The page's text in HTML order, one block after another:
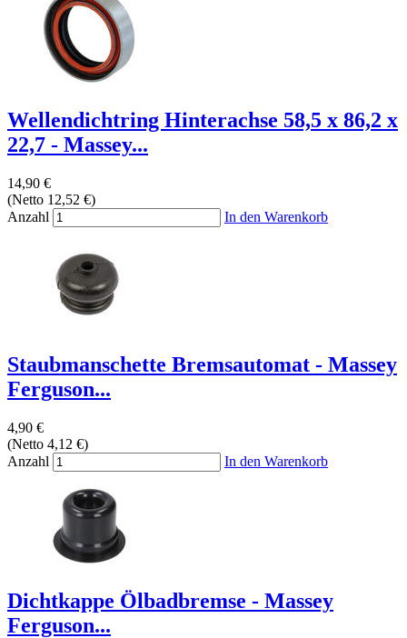
Wellendichtring Hinterachse 58,5 x 86,2 x
22,7 - Massey...
14,90 €
(Netto 12,52 €)
Anzahl
In den Warenkorb
Staubmanschette Bremsautomat - Massey
Ferguson...
4,90 €
(Netto 4,12 €)
Anzahl
In den Warenkorb
Dichtkappe Ölbadbremse - Massey
Ferguson...